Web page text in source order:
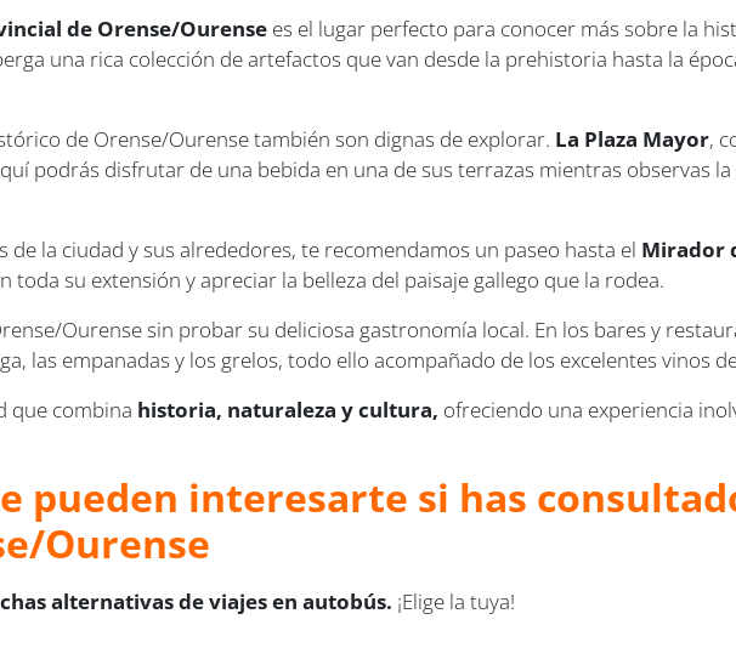
de Orense/Ourense es el lugar perfecto para conocer más sobre la
una rica colección de artefactos que van desde la prehistoria hasta la
de Orense/Ourense también son dignas de explorar. La Plaza Mayor,
podrás disfrutar de una bebida en una de sus terrazas mientras observas
de la ciudad y sus alrededores, te recomendamos un paseo hasta el Mirador
toda su extensión y apreciar la belleza del paisaje gallego que la rodea.
Ourense sin probar su deliciosa gastronomía local. En los bares y
las empanadas y los grelos, todo ello acompañado de los excelentes vinos
que combina historia, naturaleza y cultura, ofreciendo una experiencia
pueden interesarte si has
Ourense
alternativas de viajes en autobús. ¡Elige la tuya!